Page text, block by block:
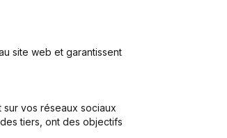
site web et garantissent
vos réseaux sociaux
tiers, ont des objectifs